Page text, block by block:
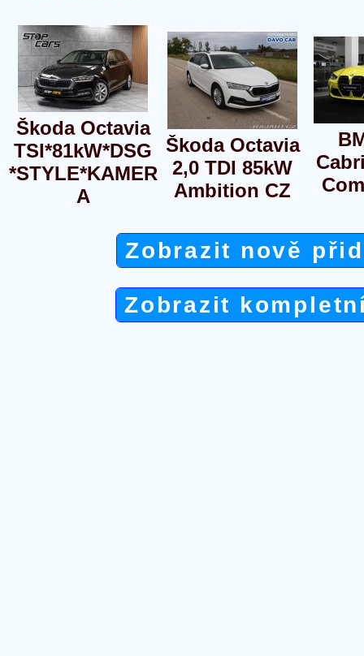
Škoda Octavia
TSI*81kW*DSG
*STYLE*KAMER
A
Škoda Octavia
2,0 TDI 85kW
Ambition CZ
Zobrazit nově
Zobrazit